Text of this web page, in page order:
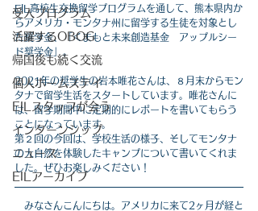
受入プログラム
活躍するOBOG
帰国後も続く交流
個人ホームステイ
EILスタッフが会う
インターンシップ
ニュース
EILアーカイブ
EIL高校生交換留学プログラムを通して、熊本県内か
らアメリカ・モンタナ州に留学する生徒を対象とし
た奨学金、「くまもと未来創造基金　アップルシー
ド奨学金」。
2021年の奨学生の岩本唯花さんは、８月末からモン
タナで留学生活をスタートしています。唯花さんに
は、留学期間中に定期的にレポートを書いてもらう
ことになっています。
第２回の今回は、学校生活の様子、そしてモンタナ
の大自然を体験したキャンプについて書いてくれま
した。ぜひお楽しみください！
みなさんこんにちは。アメリカに来て2ヶ月が経と